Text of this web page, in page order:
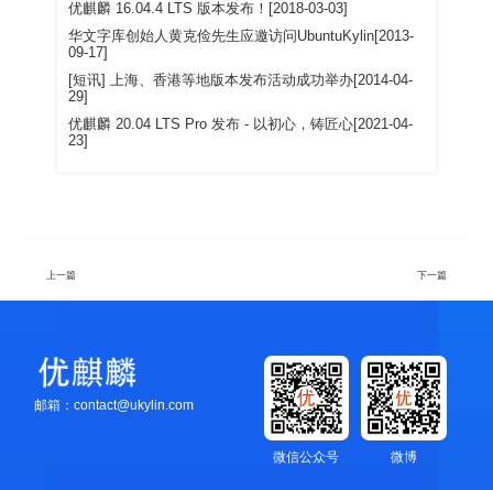
优麒麟 16.04.4 LTS 版本发布！[2018-03-03]
华文字库创始人黄克俭先生应邀访问UbuntuKylin[2013-
09-17]
[短讯] 上海、香港等地版本发布活动成功举办[2014-04-
29]
优麒麟 20.04 LTS Pro 发布 - 以初心，铸匠心[2021-04-
23]
上一篇 下一篇
邮箱：contact@ukylin.com
微博
微信公众号